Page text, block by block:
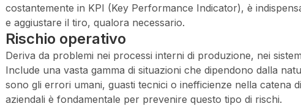
costantemente in KPI (Key Performance Indicator), è
e aggiustare il tiro, qualora necessario.
Rischio operativo
Deriva da problemi nei processi interni di produzione, nei
Include una vasta gamma di situazioni che dipendono dalla
sono gli errori umani, guasti tecnici o inefficienze nella catena
aziendali è fondamentale per prevenire questo tipo di rischi.